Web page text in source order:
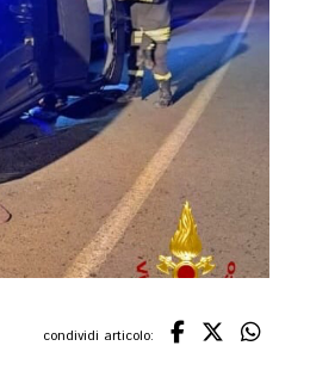
condividi articolo: